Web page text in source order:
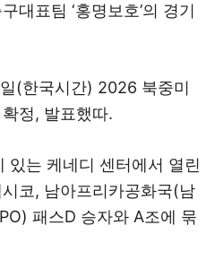
대표팀 ‘홍명보호’의 경기
(한국시간) 2026 북중미
정, 발표했따.
있는 케네디 센터에서 열린
코, 남아프리카공화국(남
패스D 승자와 A조에 묶